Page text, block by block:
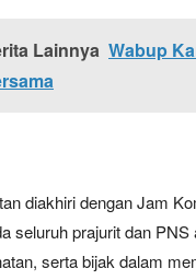
Lainnya Wabup
diakhiri dengan Jam
seluruh prajurit dan
serta bijak dalam